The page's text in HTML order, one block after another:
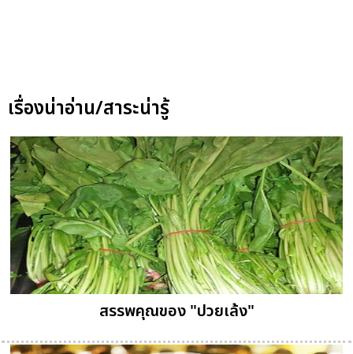
เรื่องน่าอ่าน/สาระน่ารู้
สรรพคุณของ "ปวยเล้ง"